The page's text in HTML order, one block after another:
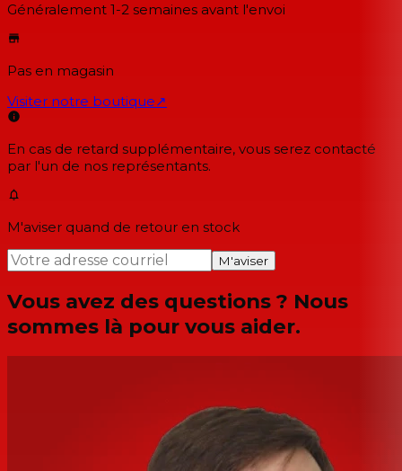
Généralement 1-2 semaines avant l'envoi
Pas en magasin
Visiter notre boutique↗
En cas de retard supplémentaire, vous serez contacté
par l'un de nos représentants.
M'aviser quand de retour en stock
M'aviser
Vous avez des questions ? Nous
sommes là pour vous aider.